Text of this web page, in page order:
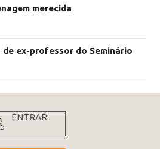
merecida
de ex-professor do Seminário
ENTRAR